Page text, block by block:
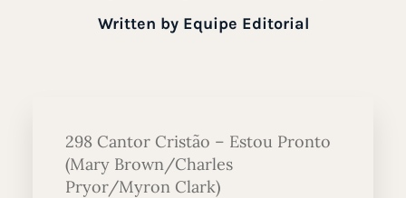
Written byEquipe Editorial
298 Cantor Cristão – Estou Pronto
(Mary Brown/Charles
Pryor/Myron Clark)